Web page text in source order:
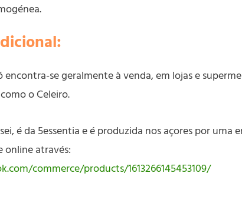
encontra-se geralmente à venda, em lojas e
o Celeiro.
é da 5essentia e é produzida nos açores por uma
online através:
commerce/products/1613266145453109/